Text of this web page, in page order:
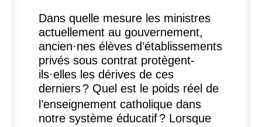
Dans quelle mesure les ministres
actuellement au gouvernement,
ancien·nes élèves d’établissements
privés sous contrat protègent-
ils·elles les dérives de ces
derniers? Quel est le poids réel de
l’enseignement catholique dans
notre système éducatif? Lorsque